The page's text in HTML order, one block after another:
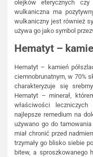
olejków eterycznych
wulkaniczna ma
wulkaniczny jest również
używa go jako symbol
Hematyt –
Hematyt – kamień
ciemnobrunatnym, w 70%
charakteryzuje się
Hematyt – minerał,
właściwości
najlepsze remedium na
używano go do
miał chronić przed
trzymały go blisko siebie
bitew, a sproszkowanego